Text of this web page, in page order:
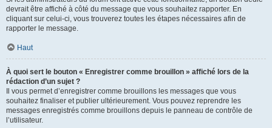
devrait être affiché à côté du message que vous souhaitez rapporter. En
cliquant sur celui-ci, vous trouverez toutes les étapes nécessaires afin de
rapporter le message.
Haut
À quoi sert le bouton « Enregistrer comme brouillon » affiché lors de la
rédaction d’un sujet ?
Il vous permet d’enregistrer comme brouillons les messages que vous
souhaitez finaliser et publier ultérieurement. Vous pouvez reprendre les
messages enregistrés comme brouillons depuis le panneau de contrôle de
l’utilisateur.